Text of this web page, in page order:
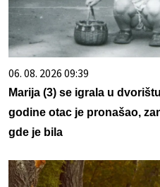
06. 08. 2026 09:39
Marija (3) se igrala u
godine otac je pronašao,
gde je bila